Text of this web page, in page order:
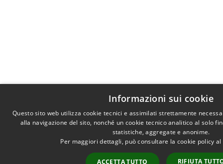
Informazioni sui cookie
Questo sito web utilizza cookie tecnici e assimilati strettamente
alla navigazione del sito, nonché un cookie tecnico analitico al solo
statistiche, aggregate e anonime.
Per maggiori dettagli, può consultare la cookie policy
ACCETTA TUTTO RIFIUTA